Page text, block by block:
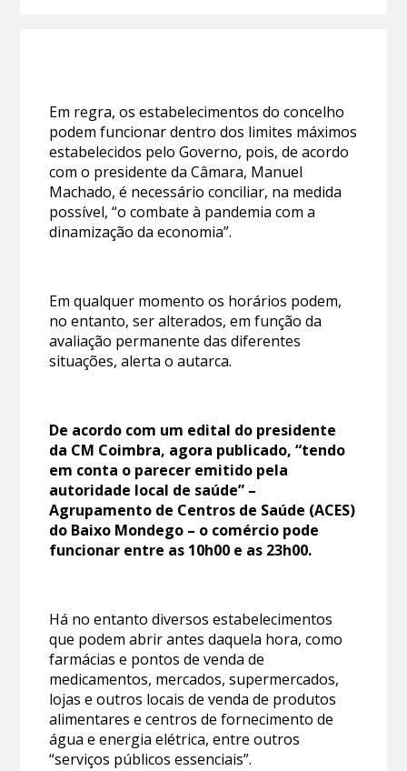
Em regra, os estabelecimentos do concelho
podem funcionar dentro dos limites máximos
estabelecidos pelo Governo, pois, de acordo
com o presidente da Câmara, Manuel
Machado, é necessário conciliar, na medida
possível, “o combate à pandemia com a
dinamização da economia”.
Em qualquer momento os horários podem,
no entanto, ser alterados, em função da
avaliação permanente das diferentes
situações, alerta o autarca.
De acordo com um edital do presidente
da CM Coimbra, agora publicado, “tendo
em conta o parecer emitido pela
autoridade local de saúde” –
Agrupamento de Centros de Saúde (ACES)
do Baixo Mondego – o comércio pode
funcionar entre as 10h00 e as 23h00.
Há no entanto diversos estabelecimentos
que podem abrir antes daquela hora, como
farmácias e pontos de venda de
medicamentos, mercados, supermercados,
lojas e outros locais de venda de produtos
alimentares e centros de fornecimento de
água e energia elétrica, entre outros
“serviços públicos essenciais”.